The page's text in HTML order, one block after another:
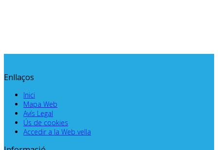
Enllaços
Inici
Mapa Web
Avís Legal
Ús de cookies
Accedir a la Web vella